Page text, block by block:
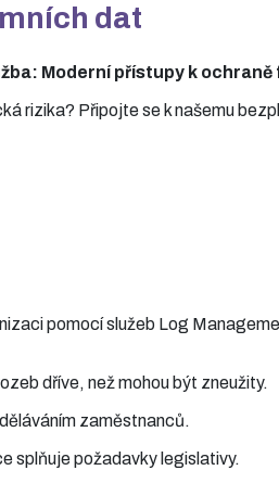
dat
Moderní přístupy k ochraně
rizika? Připojte se k našemu
pomocí služeb Log
dříve, než mohou být zneužity.
zaměstnanců.
splňuje požadavky legislativy.